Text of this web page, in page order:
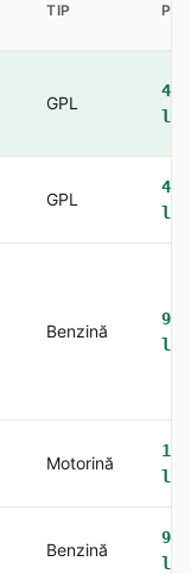
TIP
GPL
lei
GPL
lei
Benzină
lei
Motorină
lei
Benzină
lei